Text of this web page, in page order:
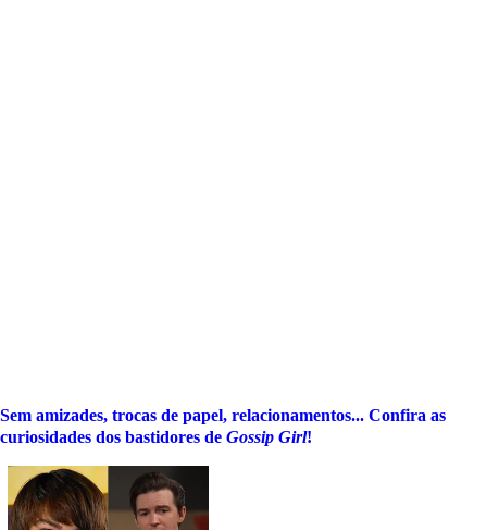
Sem amizades, trocas de papel, relacionamentos... Confira as
curiosidades dos bastidores de Gossip Girl!